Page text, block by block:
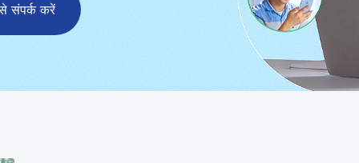
संपर्क करें